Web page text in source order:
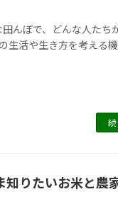
んぼで、どんな人たち
生活や生き方を考える
りたいお米と農